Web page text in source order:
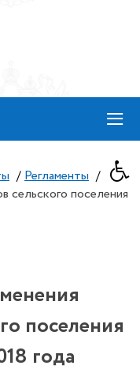
≡
/ Регламенты /
сельского поселения
поселения
года